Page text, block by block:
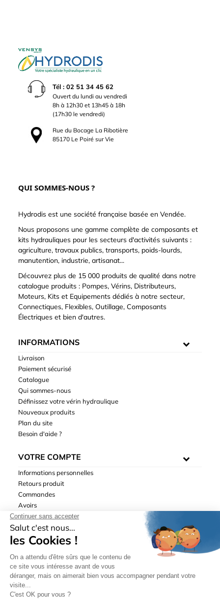
Tél : 02 51 34 45 62
Ouvert du lundi au vendredi
8h à 12h30 et 13h45 à 18h
(17h30 le vendredi)
Rue du Bocage La Ribotière
85170 Le Poiré sur Vie
QUI SOMMES-NOUS ?
Hydrodis est une société française basée en Vendée.
Nous proposons une gamme complète de composants et
kits hydrauliques pour les secteurs d'activités suivants :
agriculture, travaux publics, transports, poids-lourds,
manutention, industrie, artisanat...
Découvrez plus de 15 000 produits de qualité dans notre
catalogue produits : Pompes, Vérins, Distributeurs,
Moteurs, Kits et Equipements dédiés à notre secteur,
Connectiques, Flexibles, Outillage, Composants
Électriques et bien d'autres.
INFORMATIONS
Livraison
Paiement sécurisé
Catalogue
Qui sommes-nous
Définissez votre vérin hydraulique
Nouveaux produits
Plan du site
Besoin d'aide ?
VOTRE COMPTE
Informations personnelles
Retours produit
Commandes
Avoirs
Adresses
Bons de réduction